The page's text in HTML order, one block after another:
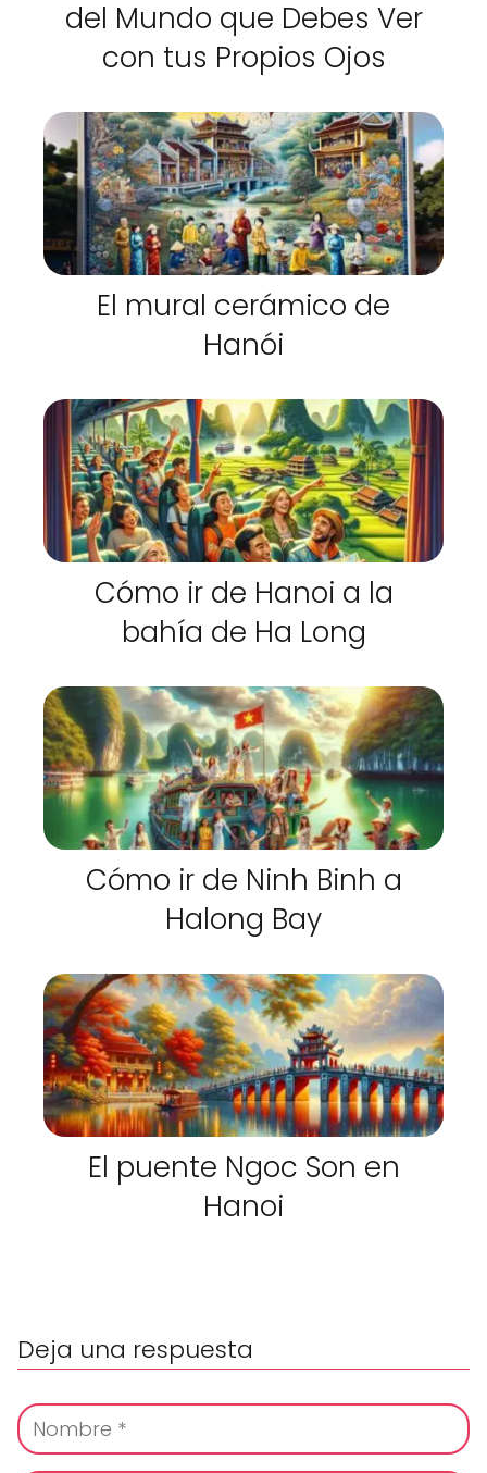
del Mundo que Debes Ver
con tus Propios Ojos
El mural cerámico de
Hanói
Cómo ir de Hanoi a la
bahía de Ha Long
Cómo ir de Ninh Binh a
Halong Bay
El puente Ngoc Son en
Hanoi
Deja una respuesta